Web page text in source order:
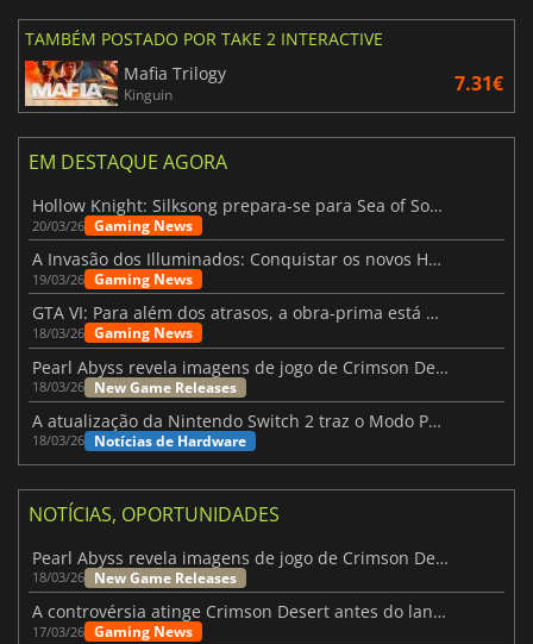
TAMBÉM POSTADO POR TAKE 2 INTERACTIVE
Mafia Trilogy
Kinguin 7.31€
EM DESTAQUE AGORA
Hollow Knight: Silksong prepara-se para Sea of Sorrow com um patch
20/03/26 Gaming News
A Invasão dos Illuminados: Conquistar os novos Helldivers 2 Atualização!
19/03/26 Gaming News
GTA VI: Para além dos atrasos, a obra-prima está quase a chegar
18/03/26 Gaming News
Pearl Abyss revela imagens de jogo de Crimson Desert para a PS5
18/03/26 New Game Releases
A atualização da Nintendo Switch 2 traz o Modo Portátil aos jogos mais antigos da Switch
18/03/26 Notícias de Hardware
NOTÍCIAS, OPORTUNIDADES
Pearl Abyss revela imagens de jogo de Crimson Desert para a PS5
18/03/26 New Game Releases
A controvérsia atinge Crimson Desert antes do lançamento
17/03/26 Gaming News